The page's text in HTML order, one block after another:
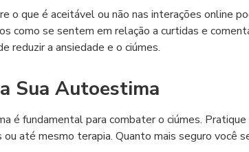
o que é aceitável ou não nas interações online
como se sentem em relação a curtidas e
reduzir a ansiedade e o ciúmes.
Sua Autoestima
é fundamental para combater o ciúmes.
ou até mesmo terapia. Quanto mais seguro você